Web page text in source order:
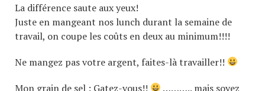
La différence saute aux yeux!
Juste en mangeant nos lunch durant la semaine de
travail, on coupe les coûts en deux au minimum!!!!
Ne mangez pas votre argent, faites-là travailler!!
Mon grain de sel : Gatez-vous!!
……….. mais soyez